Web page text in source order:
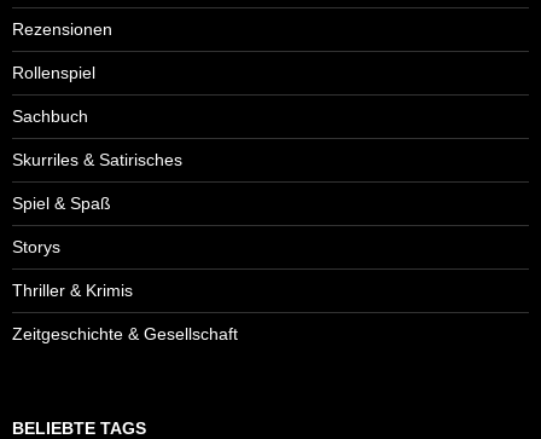
Rezensionen
Rollenspiel
Sachbuch
Skurriles & Satirisches
Spiel & Spaß
Storys
Thriller & Krimis
Zeitgeschichte & Gesellschaft
BELIEBTE TAGS